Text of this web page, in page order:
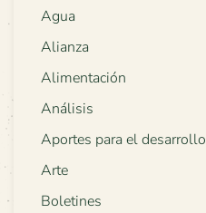
Agua
Alianza
Alimentación
Análisis
Aportes para el desarrollo
Arte
Boletines